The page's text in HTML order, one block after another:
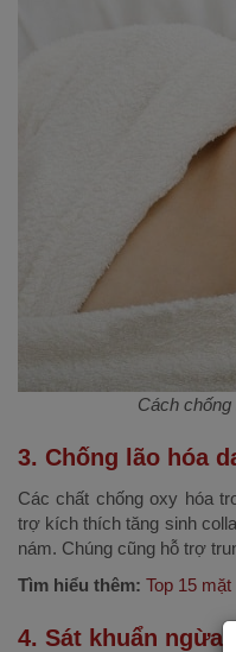
Cách chống
3. Chống lão hóa
Các chất chống oxy hóa
trợ kích thích tăng sinh
nám. Chúng cũng hỗ trợ
Tìm hiểu thêm: Top 15
4. Sát khuẩn ngừa